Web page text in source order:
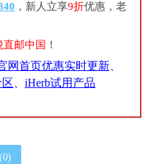
，新人立享9折优惠，老
邮中国 ！
网首页优惠实时更新
iHerb试用产品
0)